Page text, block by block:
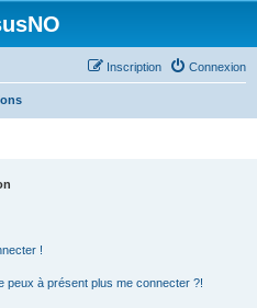
Connexion
Inscription
!
peux à présent plus me connecter ?!